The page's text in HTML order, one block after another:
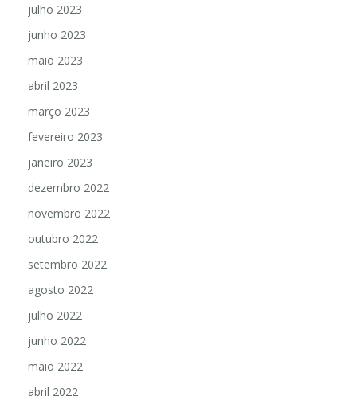
julho 2023
junho 2023
maio 2023
abril 2023
março 2023
fevereiro 2023
janeiro 2023
dezembro 2022
novembro 2022
outubro 2022
setembro 2022
agosto 2022
julho 2022
junho 2022
maio 2022
abril 2022